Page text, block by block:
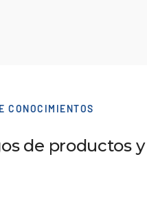
CONOCIMIENTOS
de productos